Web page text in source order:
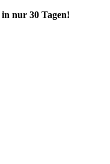
in nur 30 Tagen!